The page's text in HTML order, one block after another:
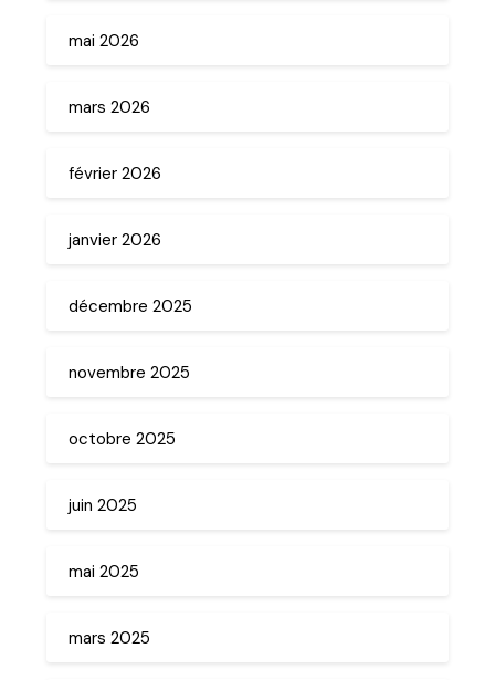
mai 2026
mars 2026
février 2026
janvier 2026
décembre 2025
novembre 2025
octobre 2025
juin 2025
mai 2025
mars 2025